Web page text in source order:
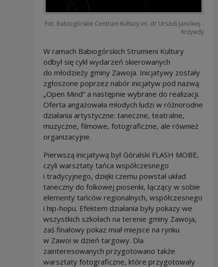
Fot. Babiogórskie Centrum Kultury im. dr Urszuli Janickiej -
Krzywdy
W ramach Babiogórskich Strumieni Kultury
odbył się cykl wydarzeń skierowanych
do młodzieży gminy Zawoja. Inicjatywy zostały
zgłoszone poprzez nabór inicjatyw pod nazwą
„Open Mind” a następnie wybrane do realizacji.
Oferta angażowała młodych ludzi w różnorodne
działania artystyczne: taneczne, teatralne,
muzyczne, filmowe, fotograficzne, ale również
organizacyjne.
Pierwszą inicjatywą był Góralski FLASH MOBE,
czyli warsztaty tańca współczesnego
i tradycyjnego, dzięki czemu powstał układ
taneczny do folkowej piosenki, łączący w sobie
elementy tańców regionalnych, współczesnego
i hip-hopu. Efektem działania były pokazy we
wszystkich szkołach na terenie gminy Zawoja,
zaś finałowy pokaz miał miejsce na rynku
w Zawoi w dzień targowy. Dla
zainteresowanych przygotowano także
warsztaty fotograficzne, które przygotowały